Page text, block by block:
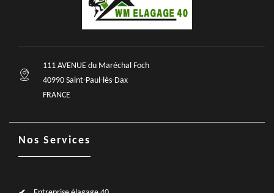
111 AVENUE du Maréchal Foch
40990 Saint-Paul-lès-Dax
FRANCE
Nos Services